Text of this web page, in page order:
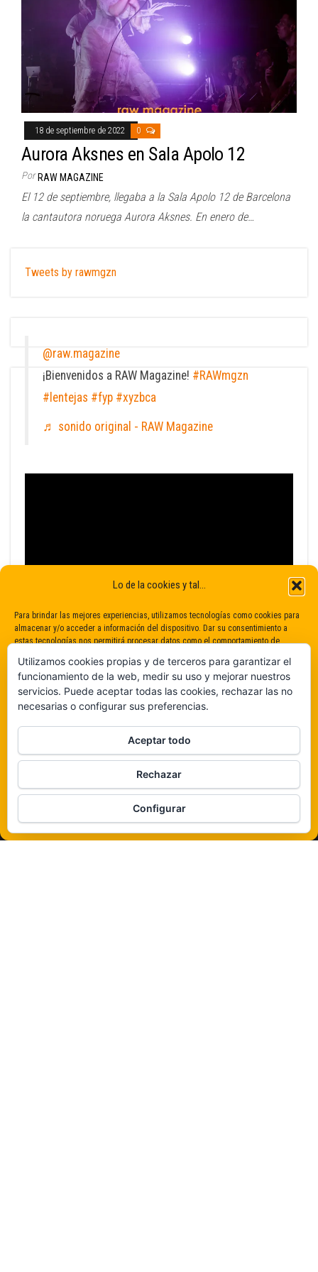
Lo de la cookies y tal...
Para brindar las mejores experiencias, utilizamos tecnologías como cookies para
almacenar y/o acceder a información del dispositivo. Dar su consentimiento a
estas tecnologías nos permitirá procesar datos como el comportamiento de
consentimiento puede afectar negativamente a determinadas características y
funciones.
De ninguna manera
Veámos que hay aquí
Política de cookies
18 de septiembre de 2022 0
Aurora Aksnes en Sala Apolo 12
Por RAW MAGAZINE
El 12 de septiembre, llegaba a la Sala Apolo 12 de Barcelona
la cantautora noruega Aurora Aksnes. En enero de…
Tweets by rawmgzn
@raw.magazine
¡Bienvenidos a RAW Magazine! #RAWmgzn
#lentejas #fyp #xyzbca
♬ sonido original - RAW Magazine
Funciona gracias aWordPress |Tema:Envo Magazine
Utilizamos cookies propias y de terceros para garantizar el
funcionamiento de la web, medir su uso y mejorar nuestros
servicios. Puede aceptar todas las cookies, rechazar las no
necesarias o configurar sus preferencias.
Aceptar todo
Rechazar
Configurar